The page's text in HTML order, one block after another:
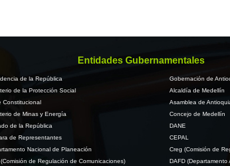
Entidades Gubernamentales
de la República
de la Protección Social
Constitucional
de Minas y Energía
de la República
de Representantes
Nacional de Planeación
(Comisión de Regulación de Comunicaciones)
Gobernación de
Alcaldía de Medellín
Asamblea de
Concejo de Medellín
DANE
CEPAL
Creg (Comisión de
DAFD (Departamento